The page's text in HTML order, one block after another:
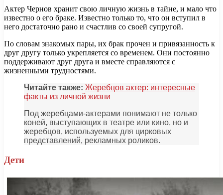
Актер Чернов хранит свою личную жизнь в тайне, и мало что
известно о его браке. Известно только то, что он вступил в
него достаточно рано и счастлив со своей супругой.
По словам знакомых пары, их брак прочен и привязанность к
друг другу только укрепляется со временем. Они постоянно
поддерживают друг друга и вместе справляются с
жизненными трудностями.
Читайте также: Жеребцов актер: интересные
факты из личной жизни
Под жеребцами-актерами понимают не только
коней, выступающих в театре или кино, но и
жеребцов, используемых для цирковых
представлений, рекламных роликов.
Дети